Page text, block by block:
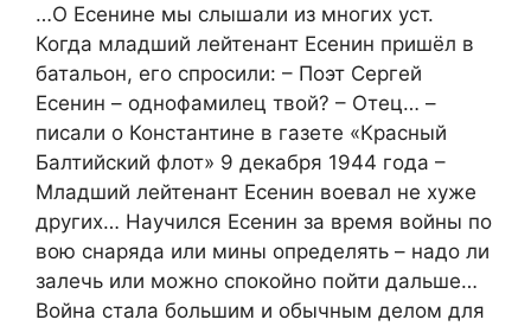
…О Есенине мы слышали из многих уст.
Когда младший лейтенант Есенин пришёл в
батальон, его спросили: – Поэт Сергей
Есенин – однофамилец твой? – Отец… –
писали о Константине в газете «Красный
Балтийский флот» 9 декабря 1944 года –
Младший лейтенант Есенин воевал не хуже
других… Научился Есенин за время войны по
вою снаряда или мины определять – надо ли
залечь или можно спокойно пойти дальше…
Война стала большим и обычным делом для